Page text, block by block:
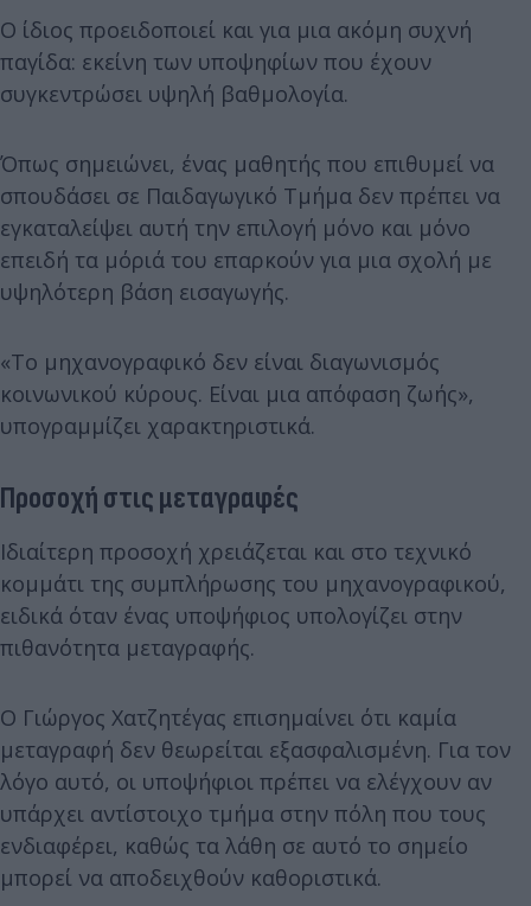
Ο ίδιος προειδοποιεί και για μια ακόμη συχνή
παγίδα: εκείνη των υποψηφίων που έχουν
συγκεντρώσει υψηλή βαθμολογία.
Όπως σημειώνει, ένας μαθητής που επιθυμεί να
σπουδάσει σε Παιδαγωγικό Τμήμα δεν πρέπει να
εγκαταλείψει αυτή την επιλογή μόνο και μόνο
επειδή τα μόριά του επαρκούν για μια σχολή με
υψηλότερη βάση εισαγωγής.
«Το μηχανογραφικό δεν είναι διαγωνισμός
κοινωνικού κύρους. Είναι μια απόφαση ζωής»,
υπογραμμίζει χαρακτηριστικά.
Προσοχή στις μεταγραφές
Ιδιαίτερη προσοχή χρειάζεται και στο τεχνικό
κομμάτι της συμπλήρωσης του μηχανογραφικού,
ειδικά όταν ένας υποψήφιος υπολογίζει στην
πιθανότητα μεταγραφής.
Ο Γιώργος Χατζητέγας επισημαίνει ότι καμία
μεταγραφή δεν θεωρείται εξασφαλισμένη. Για τον
λόγο αυτό, οι υποψήφιοι πρέπει να ελέγχουν αν
υπάρχει αντίστοιχο τμήμα στην πόλη που τους
ενδιαφέρει, καθώς τα λάθη σε αυτό το σημείο
μπορεί να αποδειχθούν καθοριστικά.